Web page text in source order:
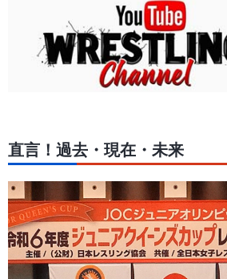
直言！過去・現在・未来